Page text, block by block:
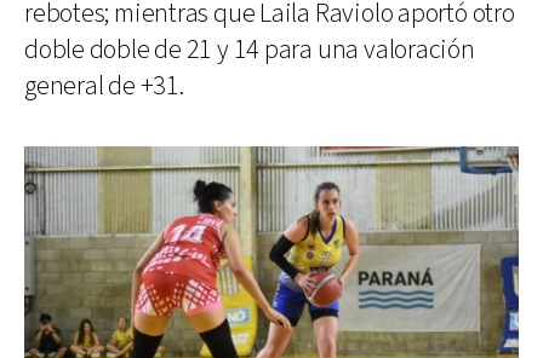
rebotes; mientras que Laila Raviolo aportó otro
doble doble de 21 y 14 para una valoración
general de +31.